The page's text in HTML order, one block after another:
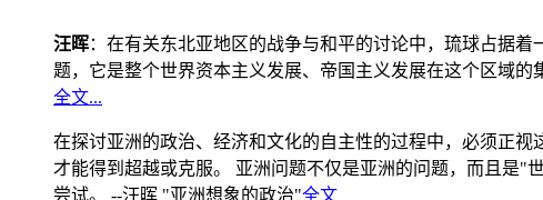
汪晖：在有关东北亚地区的战争与和平的讨论中，琉球占据
题，它是整个世界资本主义发展、帝国主义发展在这个区域的
全文...
在探讨亚洲的政治、经济和文化的自主性的过程中，必须正
才能得到超越或克服。 亚洲问题不仅是亚洲的问题，而且是
尝试。 --汪晖 "亚洲想象的政治"全文